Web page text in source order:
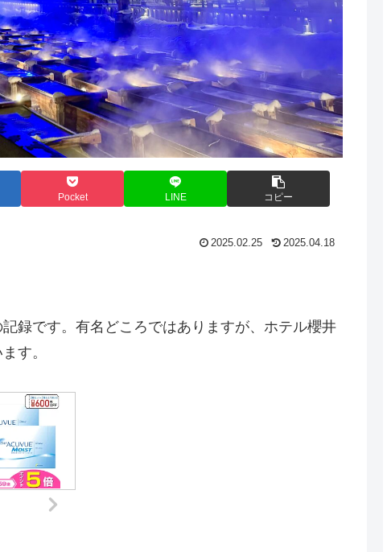
Pocket LINE コピー
2025.02.25 2025.04.18
録です。有名どころではありますが、ホテル櫻井
す。